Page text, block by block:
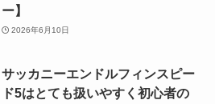
ー】
2026年6月10日
サッカニーエンドルフィンスピー
ド5はとても扱いやすく初心者の